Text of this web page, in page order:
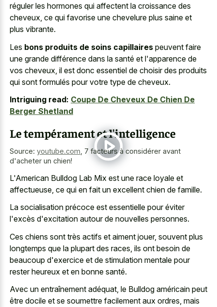
réguler les hormones qui affectent la croissance des
cheveux, ce qui favorise une chevelure plus saine et
plus vibrante.
Les bons produits de soins capillaires peuvent faire
une grande différence dans la santé et l'apparence de
vos cheveux, il est donc essentiel de choisir des produits
qui sont formulés pour votre type de cheveux.
Intriguing read: Coupe De Cheveux De Chien De
Berger Shetland
Le tempérament et l'intelligence
Source: youtube.com 7 facteurs à considérer avant
d'acheter un chien!
L'American Bulldog Lab Mix est une race loyale et
affectueuse, ce qui en fait un excellent chien de famille.
La socialisation précoce est essentielle pour éviter
l'excès d'excitation autour de nouvelles personnes.
Ces chiens sont très actifs et aiment jouer, souvent plus
longtemps que la plupart des races, ils ont besoin de
beaucoup d'exercice et de stimulation mentale pour
rester heureux et en bonne santé.
Avec un entraînement adéquat, le Bulldog américain peut
être docile et se soumettre facilement aux ordres, mais